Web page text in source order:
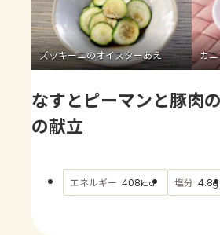
よくあるお問い合わせ
お買い物
AJINOMOTO PARK とは
ズッキーニのオイスターあえ カ
なすとピーマンと豚肉
の献立
エネルギー 408kcal 塩分 4.8g